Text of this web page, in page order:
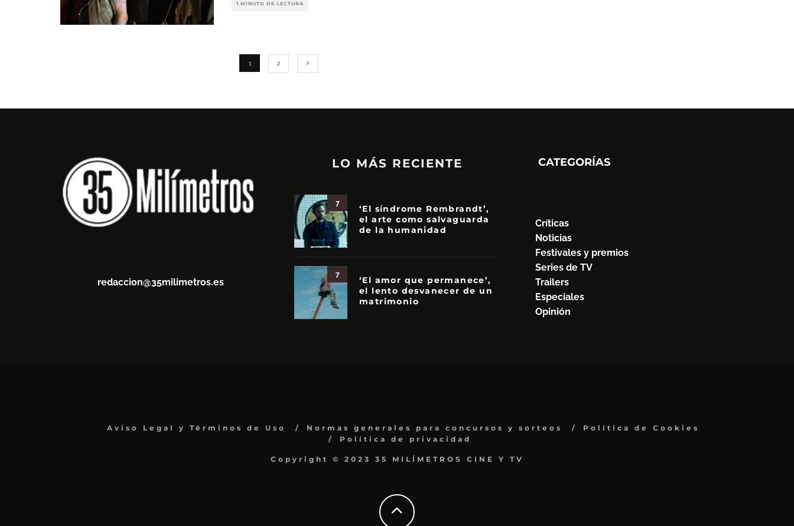
1 MINUTO DE LECTURA
1 2
redaccion@35milimetros.es
LO MÁS RECIENTE
7
‘El síndrome Rembrandt’,
el arte como salvaguarda
de la humanidad
7
‘El amor que permanece’,
el lento desvanecer de un
matrimonio
CATEGORÍAS
Críticas
Noticias
Festivales y premios
Series de TV
Trailers
Especiales
Opinión
Aviso Legal y Términos de Uso Normas generales para concursos y sorteos
Política de Cookies
Política de privacidad
Copyright © 2023 35 MILÍMETROS CINE Y TV